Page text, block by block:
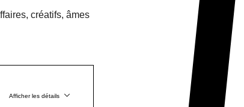
créatifs, âmes
Afficher les détails